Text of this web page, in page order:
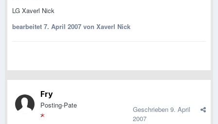
LG Xaverl Nick
bearbeitet 7. April 2007 von Xaverl Nick
Fry
Posting-Pate Geschrieben 9. April
2007